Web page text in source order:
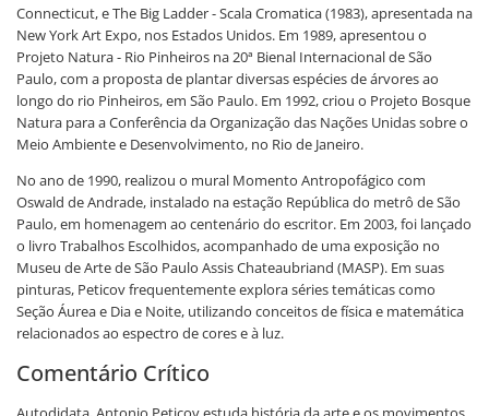
Connecticut, e The Big Ladder - Scala Cromatica (1983), apresentada na
New York Art Expo, nos Estados Unidos. Em 1989, apresentou o
Projeto Natura - Rio Pinheiros na 20ª Bienal Internacional de São
Paulo, com a proposta de plantar diversas espécies de árvores ao
longo do rio Pinheiros, em São Paulo. Em 1992, criou o Projeto Bosque
Natura para a Conferência da Organização das Nações Unidas sobre o
Meio Ambiente e Desenvolvimento, no Rio de Janeiro.
No ano de 1990, realizou o mural Momento Antropofágico com
Oswald de Andrade, instalado na estação República do metrô de São
Paulo, em homenagem ao centenário do escritor. Em 2003, foi lançado
o livro Trabalhos Escolhidos, acompanhado de uma exposição no
Museu de Arte de São Paulo Assis Chateaubriand (MASP). Em suas
pinturas, Peticov frequentemente explora séries temáticas como
Seção Áurea e Dia e Noite, utilizando conceitos de física e matemática
relacionados ao espectro de cores e à luz.
Comentário Crítico